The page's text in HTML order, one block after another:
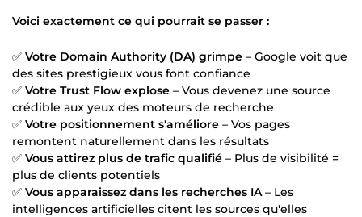
Voici exactement ce qui pourrait se passer :
✅ Votre Domain Authority (DA) grimpe – Google voit que
des sites prestigieux vous font confiance
✅ Votre Trust Flow explose – Vous devenez une source
crédible aux yeux des moteurs de recherche
✅ Votre positionnement s'améliore – Vos pages
remontent naturellement dans les résultats
✅ Vous attirez plus de trafic qualifié – Plus de visibilité =
plus de clients potentiels
✅ Vous apparaissez dans les recherches IA– Les
intelligences artificielles citent les sources qu'elles